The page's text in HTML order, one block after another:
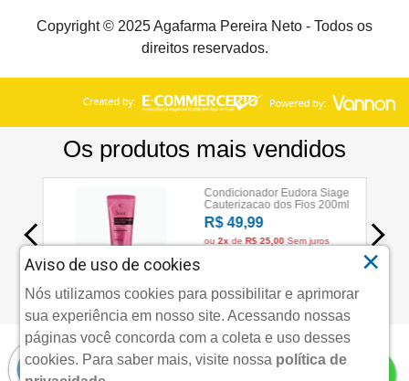
Copyright © 2025 Agafarma Pereira Neto - Todos os
direitos reservados.
Aviso de uso de cookies
Nós utilizamos cookies para possibilitar e aprimorar
sua experiência em nosso site. Acessando nossas
páginas você concorda com a coleta e uso desses
cookies. Para saber mais, visite nossa política de
×